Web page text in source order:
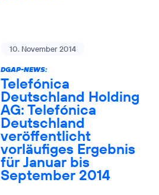
10. November 2014
DGAP-NEWS:
Telefónica
Deutschland Holding
AG: Telefónica
Deutschland
veröffentlicht
vorläufiges Ergebnis
für Januar bis
September 2014